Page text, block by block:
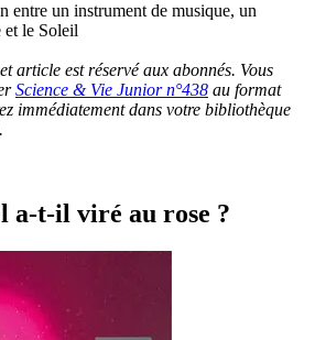
entre un instrument de musique, un
et le Soleil
article est réservé aux abonnés. Vous
Science & Vie Junior n°438 au format
immédiatement dans votre bibliothèque
a-t-il viré au rose ?